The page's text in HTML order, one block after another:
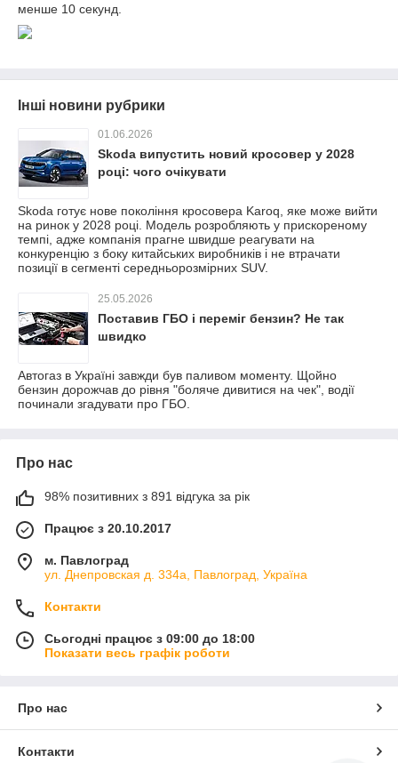
менше 10 секунд.
Інші новини рубрики
01.06.2026
Skoda випустить новий кросовер у 2028
році: чого очікувати
Skoda готує нове покоління кросовера Karoq, яке може вийти
на ринок у 2028 році. Модель розробляють у прискореному
темпі, адже компанія прагне швидше реагувати на
конкуренцію з боку китайських виробників і не втрачати
позиції в сегменті середньорозмірних SUV.
25.05.2026
Поставив ГБО і переміг бензин? Не так
швидко
Автогаз в Україні завжди був паливом моменту. Щойно
бензин дорожчав до рівня "боляче дивитися на чек", водії
починали згадувати про ГБО.
Про нас
98% позитивних з 891 відгука за рік
Працює з 20.10.2017
м. Павлоград
ул. Днепровская д. 334а, Павлоград, Україна
Контакти
Сьогодні працює з 09:00 до 18:00
Показати весь графік роботи
Про нас
Контакти